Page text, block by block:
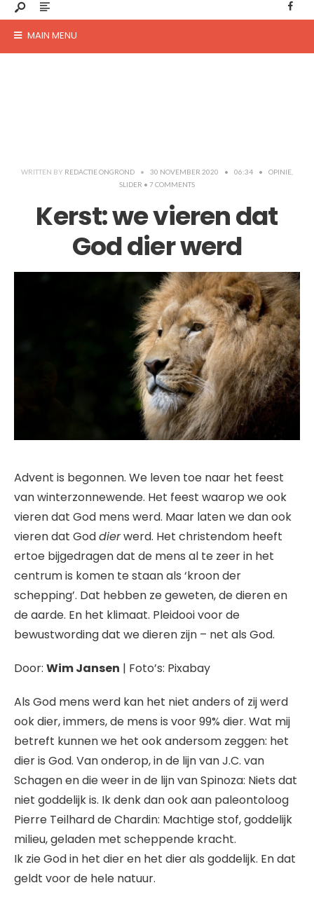
MAIN MENU
WRITTEN BY REDACTIE ONGROND • 30 NOVEMBER 2020 • 06:34 • OPINIE
SLIDER • 7 COMMENTS
Kerst: we vieren dat
God dier werd
Advent is begonnen. We leven toe naar het feest
van winterzonnewende. Het feest waarop we ook
vieren dat God mens werd. Maar laten we dan ook
vieren dat Goddierwerd. Het christendom heeft
ertoe bijgedragen dat de mens al te zeer in het
centrum is komen te staan als ‘kroon der
schepping’. Dat hebben ze geweten, de dieren en
de aarde. En het klimaat. Pleidooi voor de
bewustwording dat we dieren zijn – net als God.
Door: Wim Jansen | Foto’s: Pixabay
Als God mens werd kan het niet anders of zij werd
ook dier, immers, de mens is voor 99% dier. Wat mij
betreft kunnen we het ook andersom zeggen: het
dier is God. Van onderop, in de lijn van J.C. van
Schagen en die weer in de lijn van Spinoza: Niets dat
niet goddelijk is. Ik denk dan ook aan paleontoloog
Pierre Teilhard de Chardin: Machtige stof, goddelijk
milieu, geladen met scheppende kracht.
Ik zie God in het dier en het dier als goddelijk. En dat
geldt voor de hele natuur.